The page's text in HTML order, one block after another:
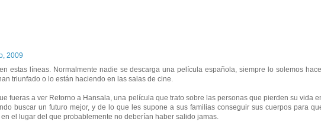
2009
estas líneas. Normalmente nadie se descarga una película española, siempre lo solemos
triunfado o lo están haciendo en las salas de cine.
fueras a ver Retorno a Hansala, una película que trato sobre las personas que pierden su vida
buscar un futuro mejor, y de lo que les supone a sus familias conseguir sus cuerpos para
el lugar del que probablemente no deberían haber salido jamas.